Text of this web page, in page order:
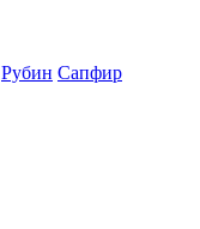
Рубин Сапфир